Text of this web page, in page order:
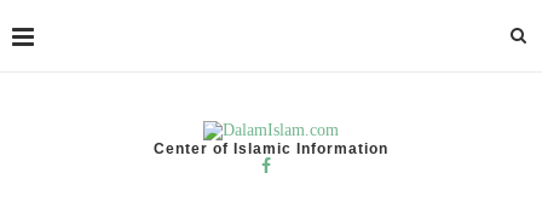
Center of Islamic Information